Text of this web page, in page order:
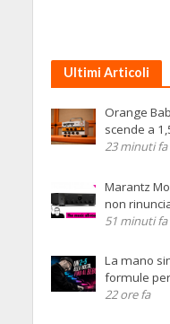
Ultimi Articoli
Orange
scende a
23 minuti fa
Marantz
non
51 minuti fa
La mano
formule
22 ore fa